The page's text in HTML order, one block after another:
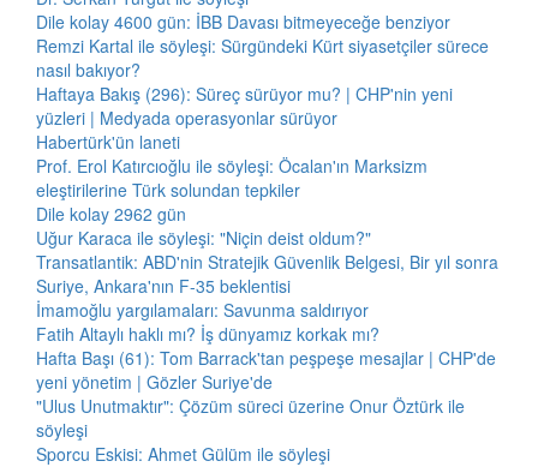
Dile kolay 4600 gün: İBB Davası bitmeyeceğe benziyor
Remzi Kartal ile söyleşi: Sürgündeki Kürt siyasetçiler sürece
nasıl bakıyor?
Haftaya Bakış (296): Süreç sürüyor mu? | CHP'nin yeni
yüzleri | Medyada operasyonlar sürüyor
Habertürk'ün laneti
Prof. Erol Katırcıoğlu ile söyleşi: Öcalan'ın Marksizm
eleştirilerine Türk solundan tepkiler
Dile kolay 2962 gün
Uğur Karaca ile söyleşi: "Niçin deist oldum?"
Transatlantik: ABD'nin Stratejik Güvenlik Belgesi, Bir yıl sonra
Suriye, Ankara'nın F-35 beklentisi
İmamoğlu yargılamaları: Savunma saldırıyor
Fatih Altaylı haklı mı? İş dünyamız korkak mı?
Hafta Başı (61): Tom Barrack'tan peşpeşe mesajlar | CHP'de
yeni yönetim | Gözler Suriye'de
"Ulus Unutmaktır": Çözüm süreci üzerine Onur Öztürk ile
söyleşi
Sporcu Eskisi: Ahmet Gülüm ile söyleşi